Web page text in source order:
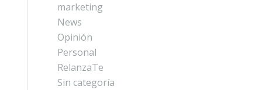
marketing
News
Opinión
Personal
RelanzaTe
Sin categoría